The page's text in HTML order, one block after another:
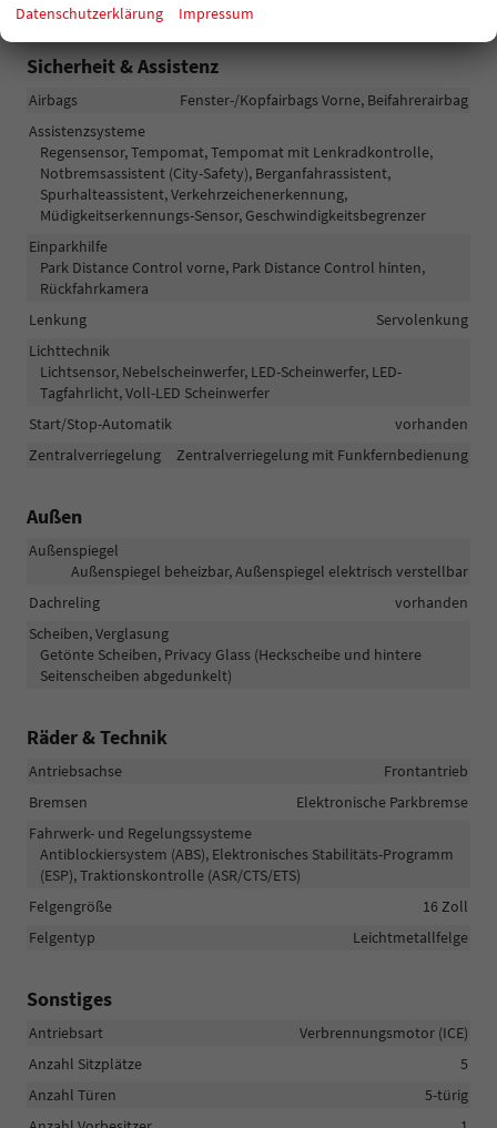
Volldigitales Kombiinstrument (Virtual Cockpit)
Sicherheit & Assistenz
Airbags
Fenster-/Kopfairbags Vorne, Beifahrerairbag
Assistenzsysteme
Regensensor, Tempomat, Tempomat mit Lenkradkontrolle,
Notbremsassistent (City-Safety), Berganfahrassistent,
Spurhalteassistent, Verkehrzeichenerkennung,
Müdigkeitserkennungs-Sensor, Geschwindigkeitsbegrenzer
Einparkhilfe
Park Distance Control vorne, Park Distance Control hinten,
Rückfahrkamera
Lenkung
Servolenkung
Lichttechnik
Lichtsensor, Nebelscheinwerfer, LED-Scheinwerfer, LED-
Tagfahrlicht, Voll-LED Scheinwerfer
Start/Stop-Automatik
vorhanden
Zentralverriegelung
Zentralverriegelung mit Funkfernbedienung
Außen
Außenspiegel
Außenspiegel beheizbar, Außenspiegel elektrisch verstellbar
Dachreling
vorhanden
Scheiben, Verglasung
Getönte Scheiben, Privacy Glass (Heckscheibe und hintere
Seitenscheiben abgedunkelt)
Räder & Technik
Antriebsachse
Frontantrieb
Bremsen
Elektronische Parkbremse
Fahrwerk- und Regelungssysteme
Antiblockiersystem (ABS), Elektronisches Stabilitäts-Programm
(ESP), Traktionskontrolle (ASR/CTS/ETS)
Felgengröße
16 Zoll
Felgentyp
Leichtmetallfelge
Sonstiges
Antriebsart
Verbrennungsmotor (ICE)
Anzahl Sitzplätze
5
Anzahl Türen
5-türig
Datenschutzerklärung Impressum